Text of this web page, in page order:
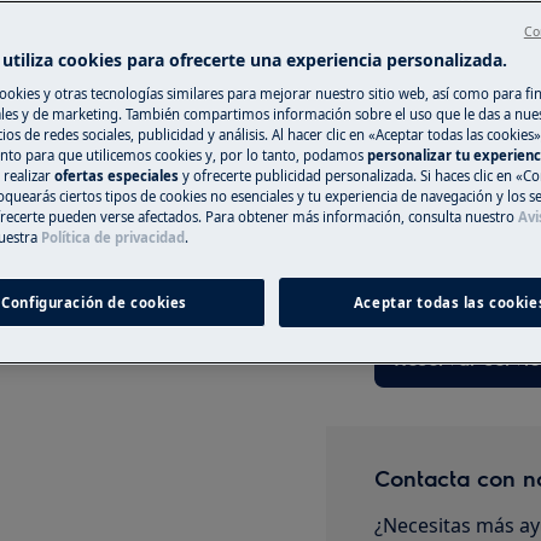
desactive el aparato
Registra online
Si no encuentras
registrar online
reparar tu
tener costes
naturaleza de la
Reservar
Contacta con
¿Necesitas más
utiliza cookies para ofrecerte una experiencia personalizada.
y otras tecnologías similares para mejorar nuestro sitio web, así como para
y de marketing. También compartimos información sobre el uso que le das a
de redes sociales, publicidad y análisis. Al hacer clic en «Aceptar todas las
para que utilicemos cookies y, por lo tanto, podamos personalizar tu
realizar ofertas especiales y ofrecerte publicidad personalizada. Si haces clic en
ciertos tipos de cookies no esenciales y tu experiencia de navegación y los
pueden verse afectados. Para obtener más información, consulta nuestro
Política de privacidad .
Configuración de cookies Aceptar todas las